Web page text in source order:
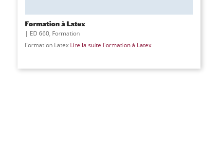
Formation à Latex
ED 660, Formation
Formation Latex Lire la suite Formation à Latex